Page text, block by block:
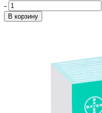
-
В корзину